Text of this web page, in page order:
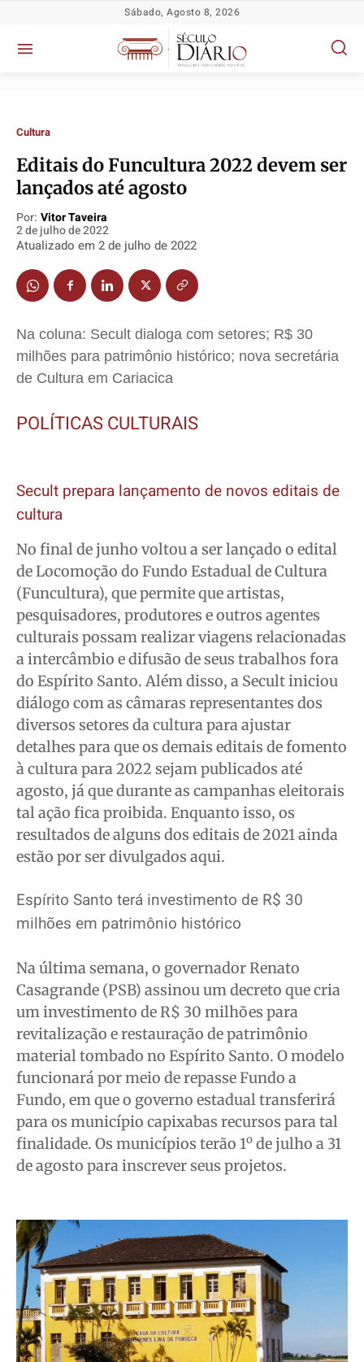
Socioeconômicas
TV Século
Educação
Saúde
Cidades
Direitos
Economia
Cultura
Colunas
Caetano Roque
Gustavo Bastos
Jr Mignone (in memorian)
Wanda Sily
Publicidade Legal
Anuncie
Quem Somos
Contato
Anuncie
Termos de Uso
Privacidade
Socioeconômicas
TV Século
Educação
Saúde
Cidades
Direitos
Economia
Cultura
Colunas
Caetano Roque
Gustavo Bastos
Jr Mignone (in memorian)
Wanda Sily
Publicidade Legal
Anuncie
Quem Somos
Contato
Anuncie
Termos de Uso
Privacidade
Socioeconômicas
TV Século
Educação
Saúde
Cidades
Direitos
Economia
Cultura
Colunas
Caetano Roque
Gustavo Bastos
Jr Mignone (in memorian)
Wanda Sily
Publicidade Legal
Anuncie
Quem Somos
Contato
Anuncie
Termos de Uso
Privacidade
Socioeconômicas
TV Século
Educação
Saúde
Cidades
Direitos
Economia
Cultura
Colunas
Caetano Roque
Gustavo Bastos
Jr Mignone (in memorian)
Wanda Sily
Publicidade Legal
Anuncie
Quem Somos
Contato
Anuncie
Termos de Uso
Privacidade
Sábado, Agosto 8, 2026
Cultura
Editais do Funcultura 2022 devem ser
lançados até agosto
Por: Vitor Taveira
2 de julho de 2022
Atualizado em 2 de julho de 2022
Na coluna: Secult dialoga com setores; R$ 30
milhões para patrimônio histórico; nova secretária
de Cultura em Cariacica
POLÍTICAS CULTURAIS
Secult prepara lançamento de novos editais de
cultura
No final de junho voltou a ser lançado o edital
de Locomoção do Fundo Estadual de Cultura
(Funcultura), que permite que artistas,
pesquisadores, produtores e outros agentes
culturais possam realizar viagens relacionadas
a intercâmbio e difusão de seus trabalhos fora
do Espírito Santo. Além disso, a Secult iniciou
diálogo com as câmaras representantes dos
diversos setores da cultura para ajustar
detalhes para que os demais editais de fomento
à cultura para 2022 sejam publicados até
agosto, já que durante as campanhas eleitorais
tal ação fica proibida. Enquanto isso, os
resultados de alguns dos editais de 2021 ainda
estão por ser divulgados aqui.
Espírito Santo terá investimento de R$ 30
milhões em patrimônio histórico
Na última semana, o governador Renato
Casagrande (PSB) assinou um decreto que cria
um investimento de R$ 30 milhões para
revitalização e restauração de patrimônio
material tombado no Espírito Santo. O modelo
funcionará por meio de repasse Fundo a
Fundo, em que o governo estadual transferirá
para os município capixabas recursos para tal
finalidade. Os municípios terão 1o de julho a 31
de agosto para inscrever seus projetos.